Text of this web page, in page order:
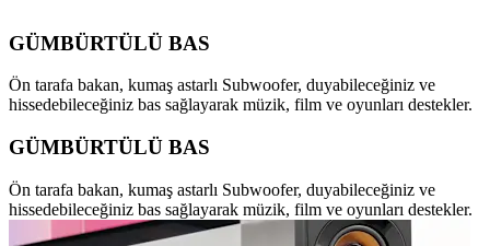
GÜMBÜRTÜLÜ BAS
Ön tarafa bakan, kumaş astarlı Subwoofer, duyabileceğiniz ve
hissedebileceğiniz bas sağlayarak müzik, film ve oyunları destekler.
GÜMBÜRTÜLÜ BAS
Ön tarafa bakan, kumaş astarlı Subwoofer, duyabileceğiniz ve
hissedebileceğiniz bas sağlayarak müzik, film ve oyunları destekler.